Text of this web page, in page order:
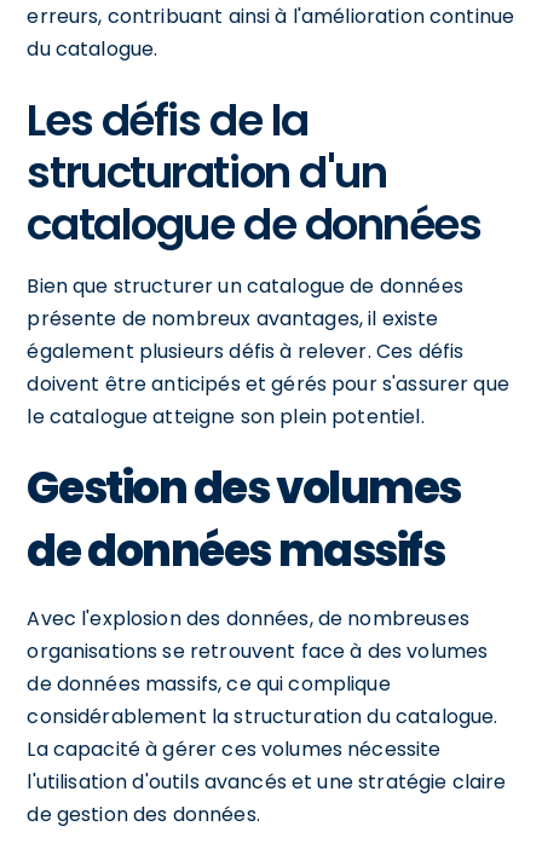
erreurs, contribuant ainsi à l'amélioration continue
du catalogue.
Les défis de la
structuration d'un
catalogue de données
Bien que structurer un catalogue de données
présente de nombreux avantages, il existe
également plusieurs défis à relever. Ces défis
doivent être anticipés et gérés pour s'assurer que
le catalogue atteigne son plein potentiel.
Gestion des volumes
de données massifs
Avec l'explosion des données, de nombreuses
organisations se retrouvent face à des volumes
de données massifs, ce qui complique
considérablement la structuration du catalogue.
La capacité à gérer ces volumes nécessite
l'utilisation d'outils avancés et une stratégie claire
de gestion des données.